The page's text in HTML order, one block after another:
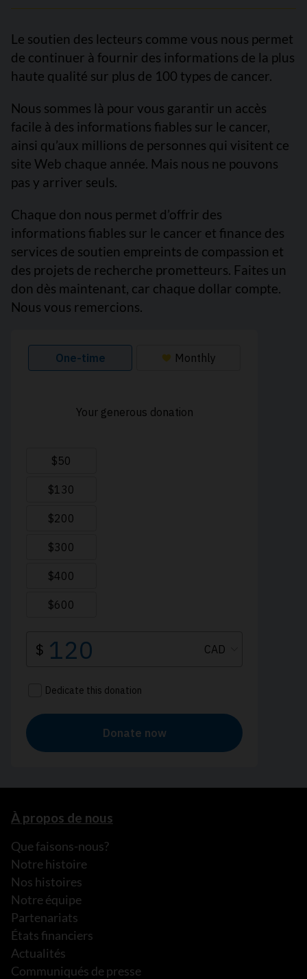
Le soutien des lecteurs comme vous nous permet
de continuer à fournir des informations de la plus
haute qualité sur plus de 100 types de cancer.
Nous sommes là pour vous garantir un accès
facile à des informations fiables sur le cancer,
ainsi qu’aux millions de personnes qui visitent ce
site Web chaque année. Mais nous ne pouvons
pas y arriver seuls.
Chaque don nous permet d’offrir des
informations fiables sur le cancer et finance des
services de soutien empreints de compassion et
des projets de recherche prometteurs. Faites un
don dès maintenant, car chaque dollar compte.
Nous vous remercions.
À propos de nous
Que faisons-nous?
Notre histoire
Nos histoires
Notre équipe
Partenariats
États financiers
Actualités
Communiqués de presse